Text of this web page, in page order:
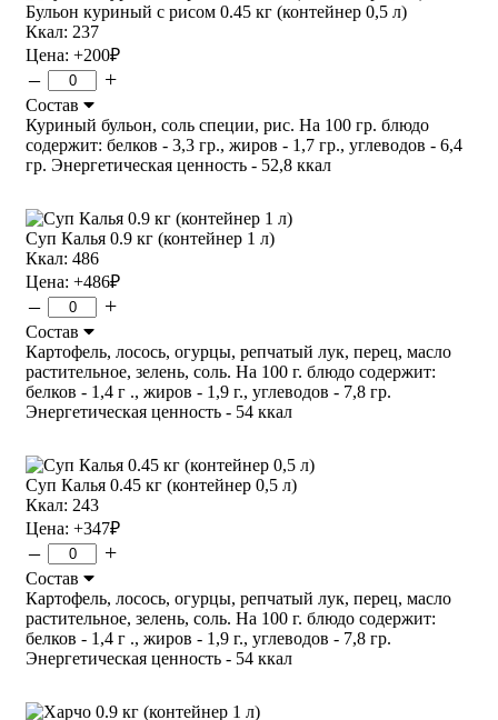
Бульон куриный с рисом 0.45 кг (контейнер 0,5 л)
Ккал: 237
Цена: +200₽
– +
Состав
Куриный бульон, соль специи, рис. На 100 гр. блюдо
содержит: белков - 3,3 гр., жиров - 1,7 гр., углеводов - 6,4
гр. Энергетическая ценность - 52,8 ккал
Суп Калья 0.9 кг (контейнер 1 л)
Ккал: 486
Цена: +486₽
– +
Состав
Картофель, лосось, огурцы, репчатый лук, перец, масло
растительное, зелень, соль. На 100 г. блюдо содержит:
белков - 1,4 г ., жиров - 1,9 г., углеводов - 7,8 гр.
Энергетическая ценность - 54 ккал
Суп Калья 0.45 кг (контейнер 0,5 л)
Ккал: 243
Цена: +347₽
– +
Состав
Картофель, лосось, огурцы, репчатый лук, перец, масло
растительное, зелень, соль. На 100 г. блюдо содержит:
белков - 1,4 г ., жиров - 1,9 г., углеводов - 7,8 гр.
Энергетическая ценность - 54 ккал